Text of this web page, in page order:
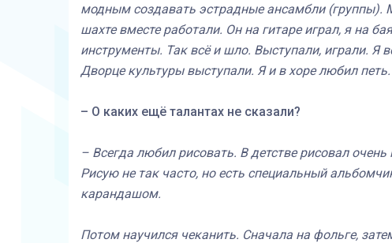
модным создавать эстрадные ансамбли
шахте вместе работали. Он на гитаре играл, я на
инструменты. Так всё и шло. Выступали, играли. Я
Дворце культуры выступали. Я и в хоре любил петь.
– О каких ещё талантах не сказали?
– Всегда любил рисовать. В детстве рисовал
Рисую не так часто, но есть специальный
карандашом.
Потом научился чеканить. Сначала на фольге,